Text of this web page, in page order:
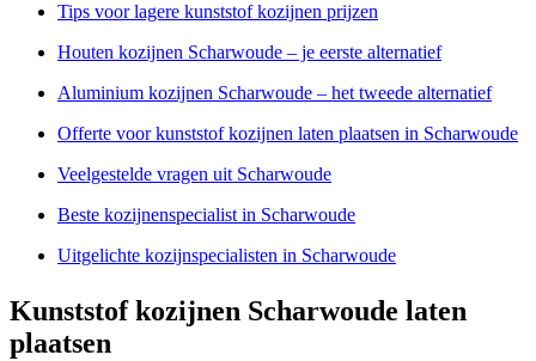
Tips voor lagere kunststof kozijnen prijzen
Houten kozijnen Scharwoude – je eerste alternatief
Aluminium kozijnen Scharwoude – het tweede alternatief
Offerte voor kunststof kozijnen laten plaatsen in Scharwoude
Veelgestelde vragen uit Scharwoude
Beste kozijnenspecialist in Scharwoude
Uitgelichte kozijnspecialisten in Scharwoude
Kunststof kozijnen Scharwoude laten
plaatsen